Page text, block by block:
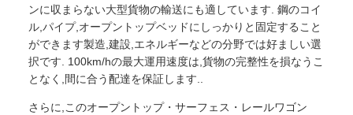
ンに収まらない大型貨物の輸送にも適しています. 鋼のコイ
ル,パイプ,オープントップベッドにしっかりと固定すること
ができます製造,建設,エネルギーなどの分野では好ましい選
択です. 100km/hの最大運用速度は,貨物の完整性を損なうこ
となく,間に合う配達を保証します..
さらに,このオープントップ・サーフェス・レールワゴン